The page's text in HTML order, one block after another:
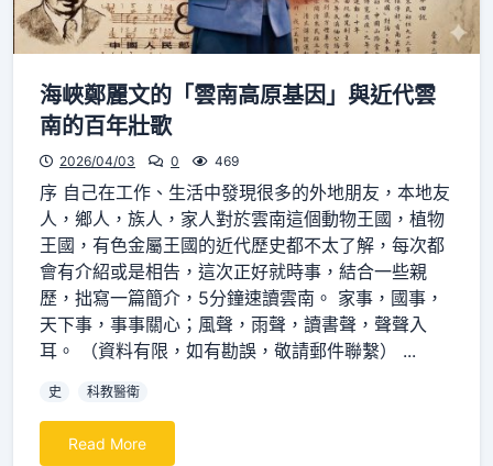
海峽鄭麗文的「雲南高原基因」與近代雲
南的百年壯歌
2026/04/03 0 469
序 自己在工作、生活中發現很多的外地朋友，本地友
人，鄉人，族人，家人對於雲南這個動物王國，植物
王國，有色金屬王國的近代歷史都不太了解，每次都
會有介紹或是相告，這次正好就時事，結合一些親
歷，拙寫一篇簡介，5分鐘速讀雲南。 家事，國事，
天下事，事事關心；風聲，雨聲，讀書聲，聲聲入
耳。 （資料有限，如有勘誤，敬請郵件聯繫） ...
史 科教醫衛
Read More